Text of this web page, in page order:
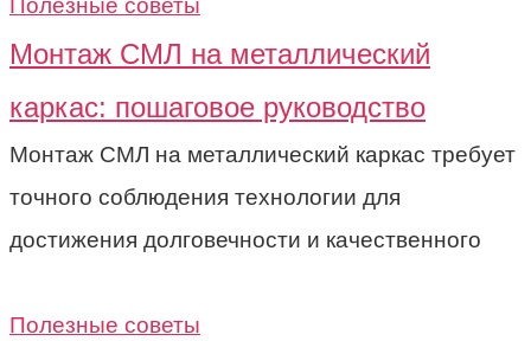
Монтаж СМЛ на металлический
каркас: пошаговое руководство
Монтаж СМЛ на металлический каркас требует
точного соблюдения технологии для
достижения долговечности и качественного
Полезные советы